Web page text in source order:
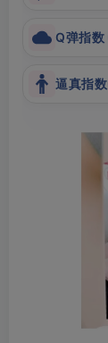
Q弹指数
逼真指数